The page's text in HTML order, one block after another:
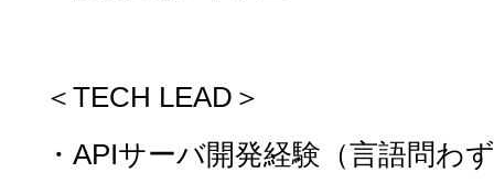
＜TECH LEAD＞
・APIサーバ開発経験（言語問わ